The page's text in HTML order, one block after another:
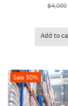
฿4,000
Add to
Sale 50%